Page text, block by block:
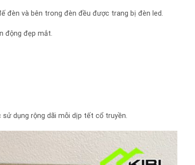
đèn và bên trong đèn đều được trang bị đèn led.
động đẹp mắt.
sử dụng rộng dãi mỗi dịp tết cổ truyền.